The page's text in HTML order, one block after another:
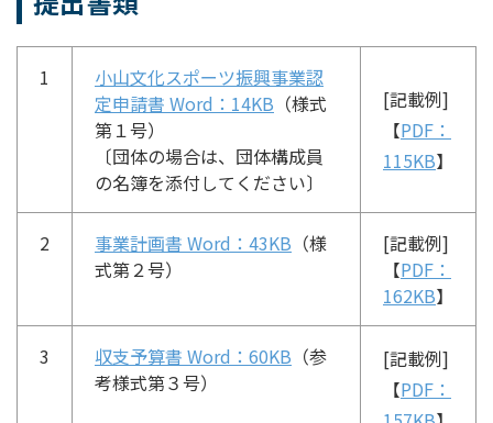
1
小山文化スポーツ振興事業認
定申請書 Word：14KB （様式
第１号）
〔団体の場合は、団体構成員
の名簿を添付してください〕
[記載例]
【PDF：
115KB】
2 事業計画書 Word：43KB （様
式第２号）
[記載例]
【PDF：
162KB】
3 収支予算書 Word：60KB （参
考様式第３号）
[記載例]
【PDF：